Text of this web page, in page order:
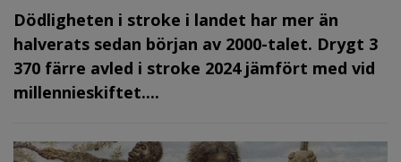
Dödligheten i stroke i landet har mer än
halverats sedan början av 2000-talet. Drygt 3
370 färre avled i stroke 2024 jämfört med vid
millennieskiftet....